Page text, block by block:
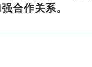
合作关系。